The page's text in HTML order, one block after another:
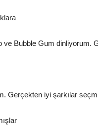
ve Bubble Gum dinliyorum.
Gerçekten iyi şarkılar